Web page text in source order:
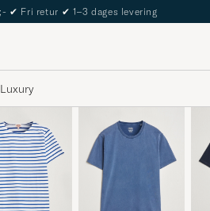
of Carl Passport
Luxury